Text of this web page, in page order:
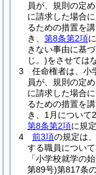
員が、規則の定
に請求した場合
るための措置を
き、 第8条第2項
きない事由に基
じ。)をさせては
3
任命権者は、小
員が、規則の定
に請求した場合
るための措置を
き、1月について
第8条第2項に規
4
前3項の規定は、
する職員について
「小学校就学の
第89号)第817条